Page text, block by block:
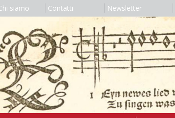
siamo Contatti Newsletter